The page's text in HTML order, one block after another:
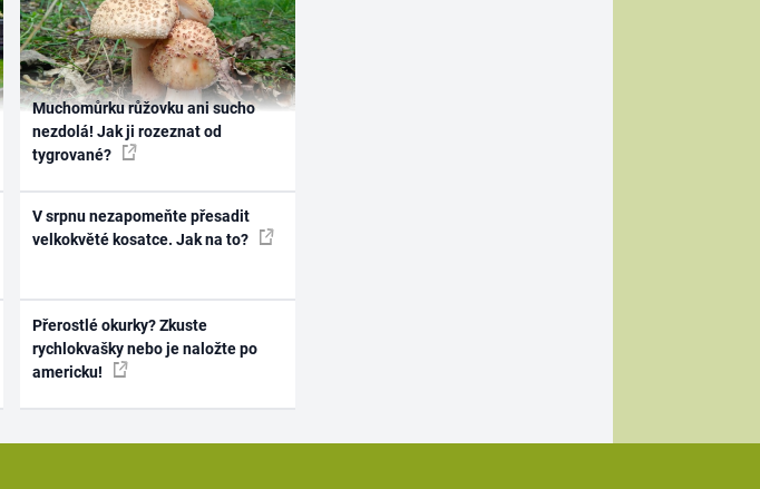
Muchomůrku růžovku ani sucho
nezdolá! Jak ji rozeznat od
tygrované?
V srpnu nezapomeňte přesadit
velkokvěté kosatce. Jak na to?
Přerostlé okurky? Zkuste
rychlokvašky nebo je naložte po
americku!